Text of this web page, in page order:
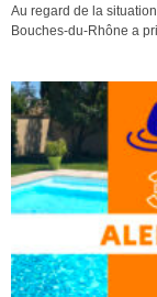
Au regard de la
Bouches-du-Rhône a